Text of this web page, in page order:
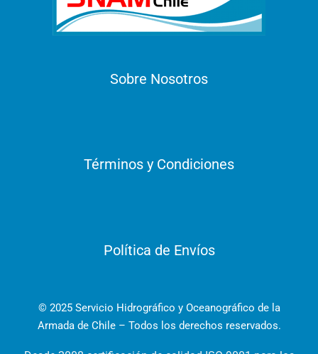
Sobre Nosotros
Términos y Condiciones
Política de Envíos
© 2025 Servicio Hidrográfico y Oceanográfico de la
Armada de Chile – Todos los derechos reservados.